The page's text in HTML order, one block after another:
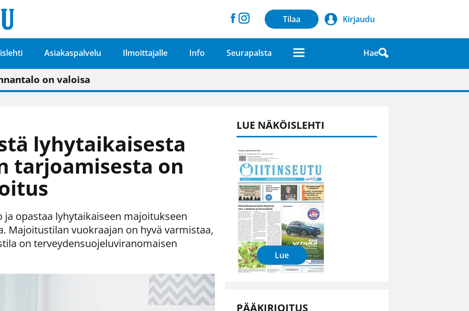
Tilaa Kirjaudu
Asiakaspalvelu Ilmoittajalle Info Seurapalsta Hae
pitäisi näkyä hieman parempana painojäljen laatuna lehdessä
on valoisa
uudelleen keskustavisiotyön”
elämään omavaraisemmin kuin kaupungissa"
lyhytaikaisesta
tarjoamisesta on
ja opastaa lyhytaikaiseen majoitukseen
Majoitustilan vuokraajan on hyvä varmistaa,
on terveydensuojeluviranomaisen
LUE NÄKÖISLEHTI
Lue
PÄÄKIRJOITUS